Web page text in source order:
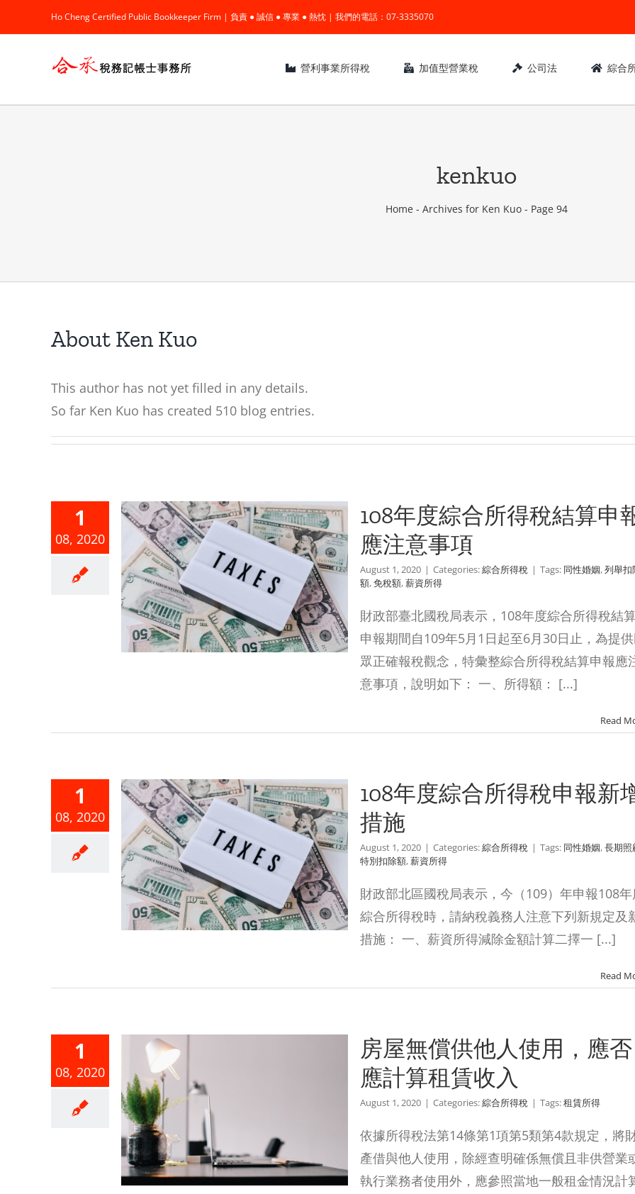
to
Ho Cheng Certified Public Bookkeeper Firm | 負責 ● 誠信 ● 專業 ● 熱忱 | 我們的電話：07-3335070
營利事業所得稅 加值型營業稅 公司法 綜合
kenkuo
Home - Archives for Ken Kuo- Page 94
About Ken Kuo
This author has not yet filled in any details.
So far Ken Kuo has created 510 blog entries.
1
08, 2020
所得稅結
108年度綜合所得稅結算申
應注意事項
August 1, 2020 | Categories:綜合所得稅 | Tags: 同性婚姻,列舉扣
額,免稅額,薪資所得
財政部臺北國稅局表示，108年度綜合所得稅結
申報期間自109年5月1日起至6月30日止，為提
眾正確報稅觀念，特彙整綜合所得稅結算申報應
意事項，說明如下： 一、所得額： [...]
Read
1
08, 2020
所得稅申
108年度綜合所得稅申報新
措施
August 1, 2020 | Categories:綜合所得稅 | Tags: 同性婚姻,長期照
特別扣除額,薪資所得
財政部北區國稅局表示，今（109）年申報108年
綜合所得稅時，請納稅義務人注意下列新規定及
措施： 一、薪資所得減除金額計算二擇一 [...]
Read
1
08, 2020
供他人使
計算租賃
房屋無償供他人使用，應否
應計算租賃收入
August 1, 2020 | Categories:綜合所得稅 | Tags:租賃所得
依據所得稅法第14條第1項第5類第4款規定，將
產借與他人使用，除經查明確係無償且非供營業
執行業務者使用外，應參照當地一般租金情況計